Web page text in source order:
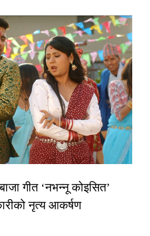
गीत ‘नभन्नू कोइसित’
नृत्य आकर्षण